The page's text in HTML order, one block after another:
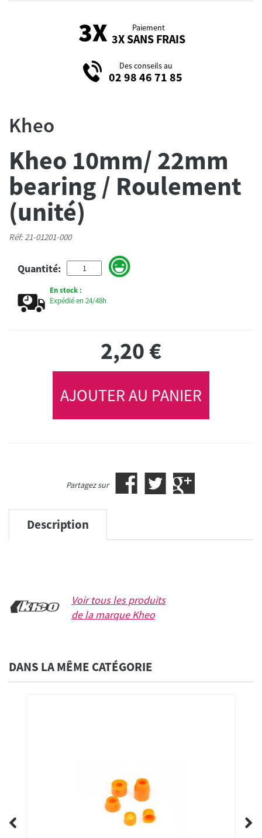
Paiement
3X SANS FRAIS
Des conseils au
02 98 46 71 85
Kheo
Kheo 10mm/ 22mm
bearing / Roulement
(unité)
Réf: 21-01201-000
Quantité:
En stock :
Expédié en 24/48h
2,20€
AJOUTER AU PANIER
Partagez sur
Description
Voir tous les produits
de la marqueKheo
DANS LA MÊME CATÉGORIE